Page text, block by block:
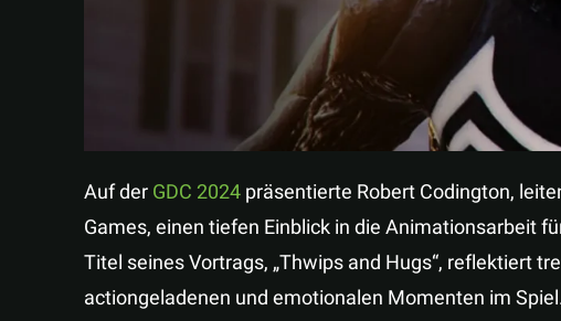
Auf derGDC 2024präsentierte Robert Codington,
Games, einen tiefen Einblick in die Animationsarbeit
Titel seines Vortrags, „Thwips and Hugs“, reflektiert
actiongeladenen und emotionalen Momenten im